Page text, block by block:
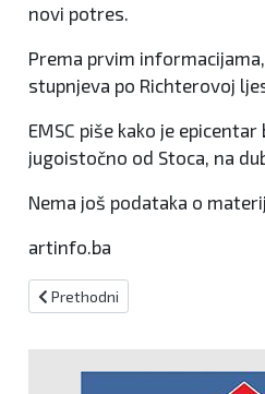
novi potres.
Prema prvim
stupnjeva po Richterovoj
EMSC piše kako je
jugoistočno od Stoca, na
Nema još podataka o
artinfo.ba
Prethodni članak: Najavljene
Prethodni